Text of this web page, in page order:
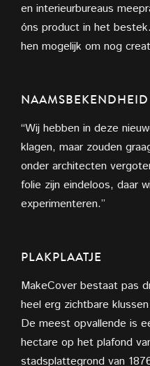
en interieurbureaus
óns product in het
hen mogelijk om nog
NAAMSBEKENDHEID
“Wij hebben in deze
klagen, maar zouden
onder architecten
folie zijn eindeloos, daar
experimenteren.”
PLAKPLAATJE
MakeCover bestaat pas
heel erg zichtbare
De meest opvallende is
hectare op het plafond
stadsplattegrond van